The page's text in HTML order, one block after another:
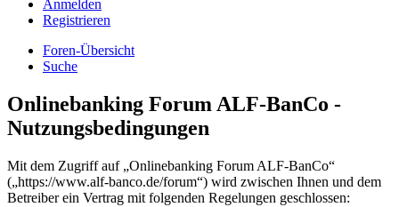
Anmelden
Registrieren
Foren-Übersicht
Suche
Onlinebanking Forum ALF-BanCo -
Nutzungsbedingungen
Mit dem Zugriff auf „Onlinebanking Forum ALF-BanCo“
(„https://www.alf-banco.de/forum“) wird zwischen Ihnen und dem
Betreiber ein Vertrag mit folgenden Regelungen geschlossen: